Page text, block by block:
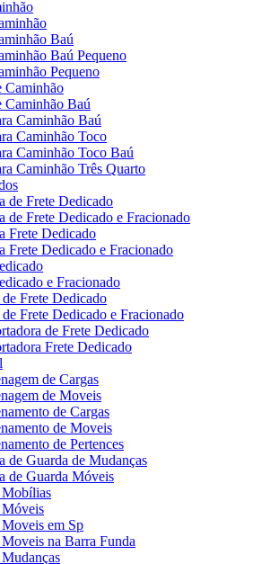
Baú
Baú Pequeno
Pequeno
Caminhão
Caminhão Baú
Caminhão Baú
Caminhão Toco
Caminhão Toco Baú
Caminhão Três Quarto
de Frete Dedicado
de Frete Dedicado e Fracionado
Frete Dedicado
Frete Dedicado e Fracionado
e Fracionado
Frete Dedicado
Frete Dedicado e Fracionado
de Frete Dedicado
Frete Dedicado
de Cargas
de Moveis
de Cargas
de Moveis
de Pertences
de Guarda de Mudanças
de Guarda Móveis
em Sp
na Barra Funda